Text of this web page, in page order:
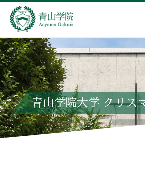
青山学院大学 クリス